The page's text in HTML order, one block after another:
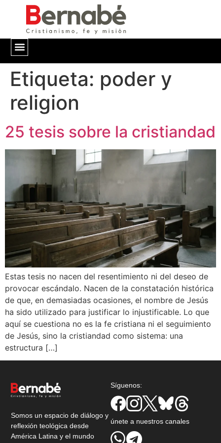
Etiqueta: poder y
religion
25 tesis sobre la cristiandad
Estas tesis no nacen del resentimiento ni del deseo de
provocar escándalo. Nacen de la constatación histórica
de que, en demasiadas ocasiones, el nombre de Jesús
ha sido utilizado para justificar lo injustificable. Lo que
aquí se cuestiona no es la fe cristiana ni el seguimiento
de Jesús, sino la cristiandad como sistema: una
estructura […]
Somos un espacio de diálogo y
reflexión teológica desde
América Latina y el mundo
Síguenos:
únete a nuestros canales